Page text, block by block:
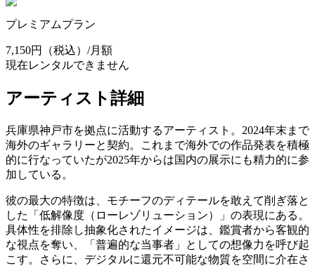
プレミアムプラン
7,150円
（税込）/月額
現在レンタルできません
アーティスト詳細
兵庫県神戸市を拠点に活動するアーティスト。2024年末まで
海外のギャラリーと契約。これまで海外での作品発表を積極
的に行なっていたが2025年からは国内の展示にも精力的に参
加している。
彼の最大の特徴は、モチーフのディテールを敢えて削ぎ落と
した「低解像度（ローレゾリューション）」の表現にある。
具体性を排除し抽象化されたイメージは、鑑賞者から客観的
な視点を奪い、「普遍的な当事者」としての想像力を呼び起
こす。さらに、デジタルに還元不可能な物質を空間に介在さ